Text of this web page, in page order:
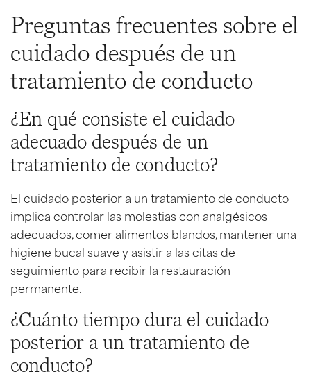
Preguntas frecuentes sobre el
cuidado después de un
tratamiento de conducto
¿En qué consiste el cuidado
adecuado después de un
tratamiento de conducto?
El cuidado posterior a un tratamiento de conducto
implica controlar las molestias con analgésicos
adecuados, comer alimentos blandos, mantener una
higiene bucal suave y asistir a las citas de
seguimiento para recibir la restauración
permanente.
¿Cuánto tiempo dura el cuidado
posterior a un tratamiento de
conducto?